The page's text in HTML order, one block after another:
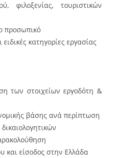
φιλοξενίας, τουριστικών
προσωπικό
κατηγορίες εργασίας
των στοιχείων εργοδότη &
βάσης ανά περίπτωση
και είσοδος στην Ελλάδα